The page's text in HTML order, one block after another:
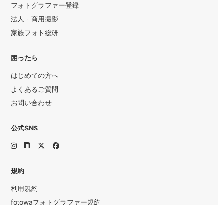
フォトグラファー登録
法人・商用撮影
家族フォト総研
困ったら
はじめての方へ
よくあるご質問
お問い合わせ
公式SNS
規約
利用規約
fotowaフォトグラファー規約